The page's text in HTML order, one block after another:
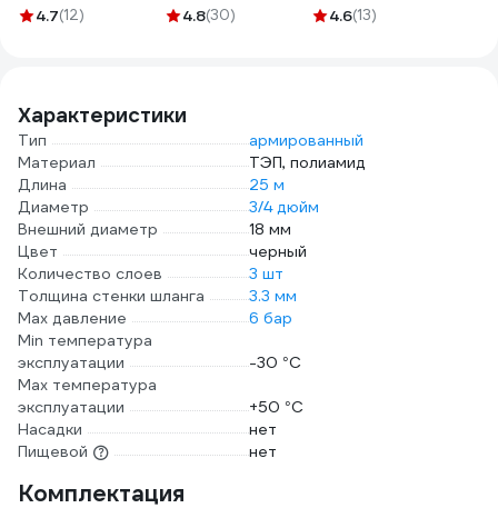
соединитель
4.7(12)
4.8(30)
СТМ CRSM0125
4.6(13)
Характеристики
Тип
армированный
Материал
ТЭП, полиамид
Длина
25 м
Диаметр
3/4 дюйм
Внешний диаметр
18 мм
Цвет
черный
Количество слоев
3 шт
Толщина стенки шланга
3.3 мм
Max давление
6 бар
Min температура
эксплуатации
-30 °С
Мах температура
эксплуатации
+50 °С
Насадки
нет
Пищевой
нет
Комплектация